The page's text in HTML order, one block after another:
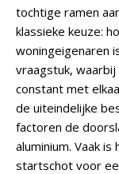
tochtige ramen
klassieke keuze:
woningeigenaren
vraagstuk,
constant met
de uiteindelijke
factoren de
aluminium. Vaak
startschot voor